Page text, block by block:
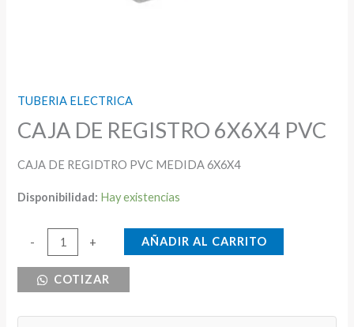
TUBERIA ELECTRICA
CAJA DE REGISTRO 6X6X4 PVC
CAJA DE REGIDTRO PVC MEDIDA 6X6X4
Disponibilidad: Hay existencias
-
REGISTRO
+ AÑADIR AL CARRITO
COTIZAR